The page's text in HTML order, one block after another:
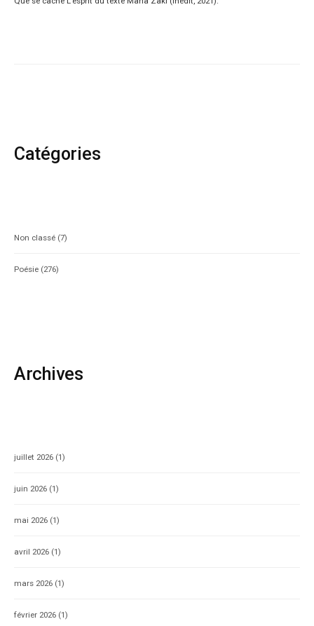
Catégories
Non classé (7)
Poésie (276)
Archives
juillet 2026 (1)
juin 2026 (1)
mai 2026 (1)
avril 2026 (1)
mars 2026 (1)
février 2026 (1)